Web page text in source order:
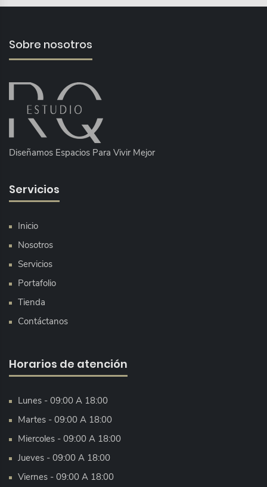
Sobre nosotros
Diseñamos Espacios Para Vivir Mejor
Servicios
Inicio
Nosotros
Servicios
Portafolio
Tienda
Contáctanos
Horarios de atención
Lunes - 09:00 A 18:00
Martes - 09:00 A 18:00
Miercoles - 09:00 A 18:00
Jueves - 09:00 A 18:00
Viernes - 09:00 A 18:00